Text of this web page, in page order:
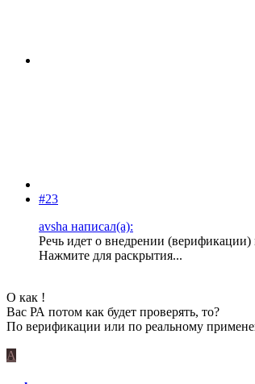
#23
avsha написал(а):
Речь идет о внедрении
Нажмите для раскрытия...
О как !
Вас РА потом как будет проверять, то?
По верификации или по реальному
A